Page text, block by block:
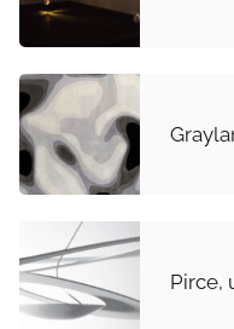
Pirce,